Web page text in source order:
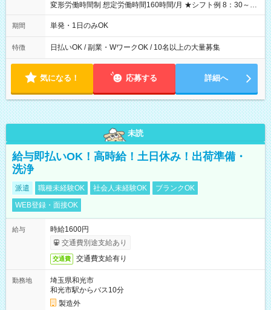
変形労働時間制 想定労働時間160時間/月 ★シフト例 8：30～
19：00
期間 単発・1日のみOK
特徴 日払いOK / 副業・WワークOK / 10名以上の大量募集
気になる！ 応募する 詳細へ
未読
給与即払いOK！高時給！土日休み！出荷準備・
洗浄
派遣 職種未経験OK 社会人未経験OK
ブランクOK
WEB登録・面接OK
給与
時給1600円
交通費別途支給あり
交通費 交通費支給有り
勤務地
埼玉県和光市
和光市駅からバス10分
製造外